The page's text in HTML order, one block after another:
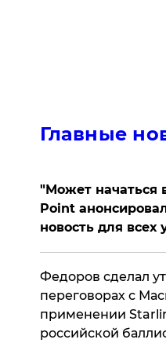
Главные
"Может начаться
Point
новость для всех
Федоров сделал
переговорах с
применении
российской